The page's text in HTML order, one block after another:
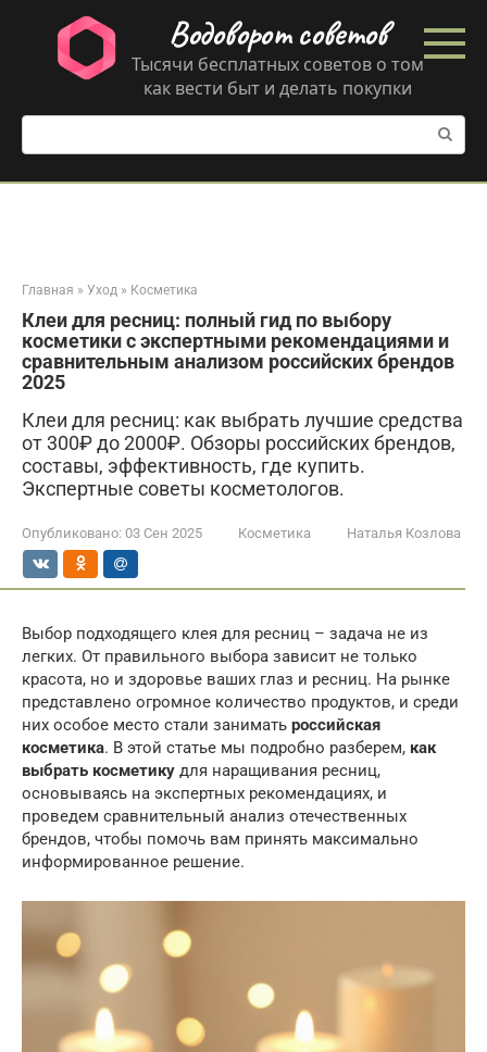
контенту
Водоворот советов
Тысячи бесплатных советов о том
как вести быт и делать покупки
Поиск:
Главная » Уход » Косметика
Клеи для ресниц: полный гид по выбору
косметики с экспертными рекомендациями и
сравнительным анализом российских брендов
2025
Клеи для ресниц: как выбрать лучшие средства
от 300₽ до 2000₽. Обзоры российских брендов,
составы, эффективность, где купить.
Экспертные советы косметологов.
Опубликовано: 03 Сен 2025 Косметика Наталья Козлова
Выбор подходящего клея для ресниц – задача не из
легких. От правильного выбора зависит не только
красота, но и здоровье ваших глаз и ресниц. На рынке
представлено огромное количество продуктов, и среди
них особое место стали занимать российская
косметика. В этой статье мы подробно разберем, как
выбрать косметику для наращивания ресниц,
основываясь на экспертных рекомендациях, и
проведем сравнительный анализ отечественных
брендов, чтобы помочь вам принять максимально
информированное решение.